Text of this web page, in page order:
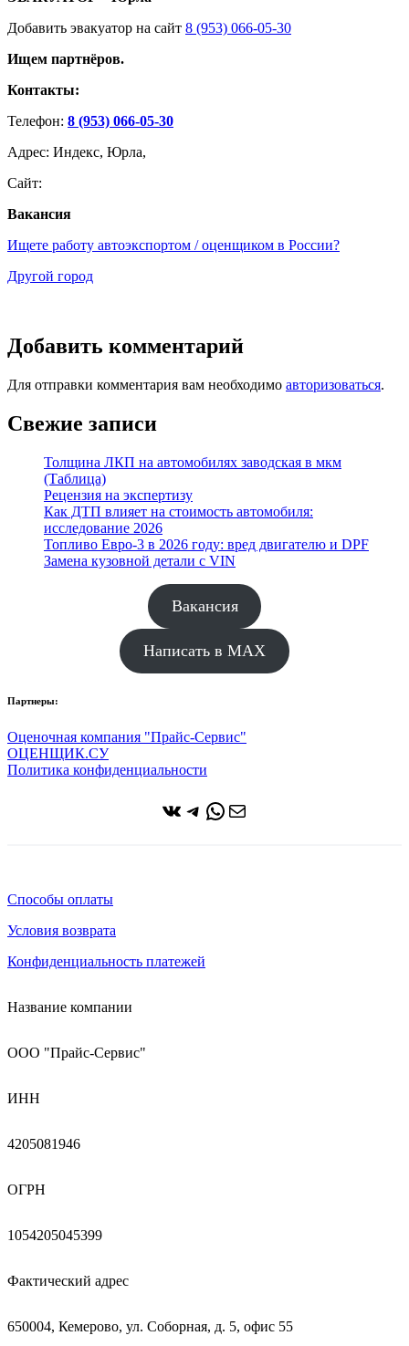
Добавить эвакуатор на сайт 8 (953) 066-05-30
Ищем партнёров.
Контакты:
Телефон: 8 (953) 066-05-30
Адрес: Индекс, Юрла,
Сайт:
Вакансия
Ищете работу автоэкспортом / оценщиком в России?
Другой город
Добавить комментарий
Для отправки комментария вам необходимо авторизоваться.
Свежие записи
Толщина ЛКП на автомобилях заводская в мкм
(Таблица)
Рецензия на экспертизу
Как ДТП влияет на стоимость автомобиля:
исследование 2026
Топливо Евро-3 в 2026 году: вред двигателю и DPF
Замена кузовной детали с VIN
Вакансия
Написать в MAX
Партнеры:
Оценочная компания "Прайс-Сервис"
ОЦЕНЩИК.СУ
Политика конфиденциальности
ВКонтакте
Telegram
WhatsApp
Почта
Способы оплаты
Условия возврата
Конфиденциальность платежей
Название компании
ООО "Прайс-Сервис"
ИНН
4205081946
ОГРН
1054205045399
Фактический адрес
650004, Кемерово, ул. Соборная, д. 5, офис 55